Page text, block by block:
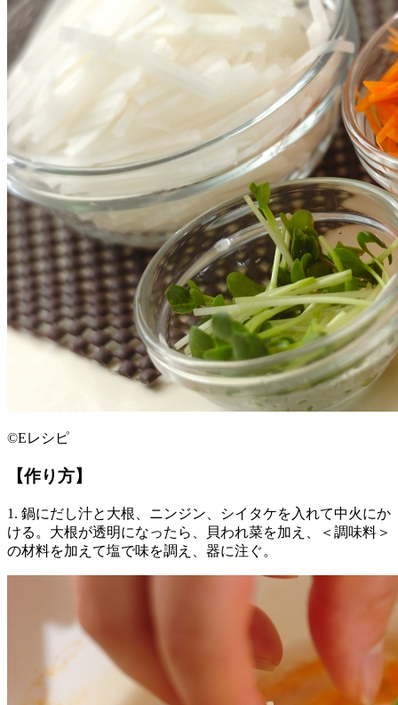
©Eレシピ
【作り方】
1. 鍋にだし汁と大根、ニンジン、シイタケを入れて中火にか
ける。大根が透明になったら、貝われ菜を加え、＜調味料＞
の材料を加えて塩で味を調え、器に注ぐ。